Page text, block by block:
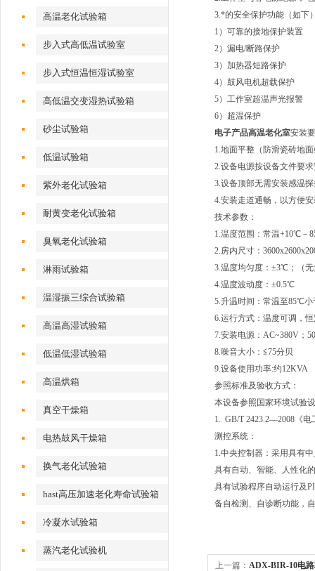
高温老化试验箱
步入式高低温试验室
步入式恒温恒湿试验室
高低温交变湿热试验箱
砂尘试验箱
低温试验箱
紫外老化试验箱
耐黄变老化试验箱
臭氧老化试验箱
淋雨试验箱
温湿振三综合试验箱
高温高湿试验箱
低温低湿试验箱
高温烘箱
真空干燥箱
电热鼓风干燥箱
换气老化试验箱
hast高压加速老化寿命试验箱
冷凝水试验箱
蒸汽老化试验机
3.*的安全保护功能（如下
1）可靠的接地保护装置
2）漏电/断路保护
3）加热器短路保护
4）鼓风电机超载保护
5）工作室超温声光报警
6）超温保护
电子产品高温老化室安装
1.地面平整（防滑瓷砖地
2.设备电源按设备文件要
3.设备顶部无需安装感温
4.安装走道通畅，以方便
技术参数：
1.温度范围：常温+10℃－
2.房内尺寸：
3.温度均匀度：±3℃；（
4.温度波动度：±0.5℃
5.升温时间：常温至85℃小
6.运行方式：温度可调，
7.安装电源：AC~380V；
8.噪音大小：≦75分贝
9.设备使用功率:约12KVA
参照标准及验收方式：
本设备参照国家环境试验
1. GB/T 2423.2—2008《
测控系统：
1.中央控制器：采用具有
具有自动、智能、人性化
具有试验程序自动运行及
备自检测、自诊断功能，
上一篇： ADX-BIR-10电